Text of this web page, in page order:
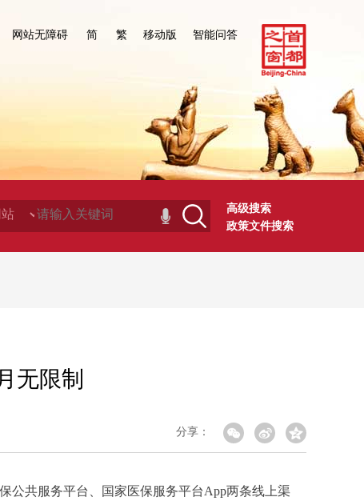
网站无障碍 简 繁 移动版 智能问答
高级搜索
政策文件搜索
无限制
分享：
公共服务平台、国家医保服务平台App两条线上渠